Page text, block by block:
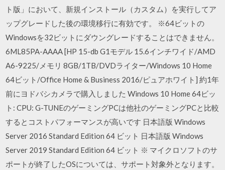
ト版」において、新規インストール（カスタム）を実行してア
ップグレードした後の環境移行に有効です。 ※64ビットの
Windowsを32ビットにダウングレードすることはできません。
6ML85PA-AAAA [HP 15-db G1モデル 15.6インチワイド/AMD
A6-9225/メモリ 8GB/1TB/DVDライター/Windows 10 Home
64ビット/Office Home & Business 2016/ピュアホワイト] 約1年
前にヨドバシカメラで購入しました Windows 10 Home 64ビッ
ト: CPU: G-TUNEのゲーミングPCは他社のゲーミングPCと比較
するとコストパフォーマンスが高いです 日本語版 Windows
Server 2016 Standard Edition 64 ビット 日本語版 Windows
Server 2019 Standard Edition 64 ビット ※ マイクロソフトのサ
ポートが終了したOSについては、サポート対象外となります。